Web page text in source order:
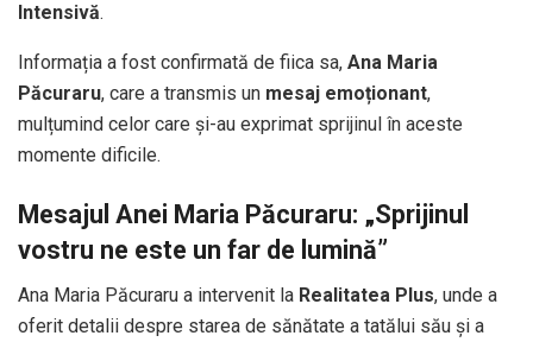
Intensivă.
Informația a fost confirmată de fiica sa, Ana Maria
Păcuraru, care a transmis un mesaj emoționant,
mulțumind celor care și-au exprimat sprijinul în aceste
momente dificile.
Mesajul Anei Maria Păcuraru: „Sprijinul
vostru ne este un far de lumină”
Ana Maria Păcuraru a intervenit la Realitatea Plus, unde a
oferit detalii despre starea de sănătate a tatălui său și a